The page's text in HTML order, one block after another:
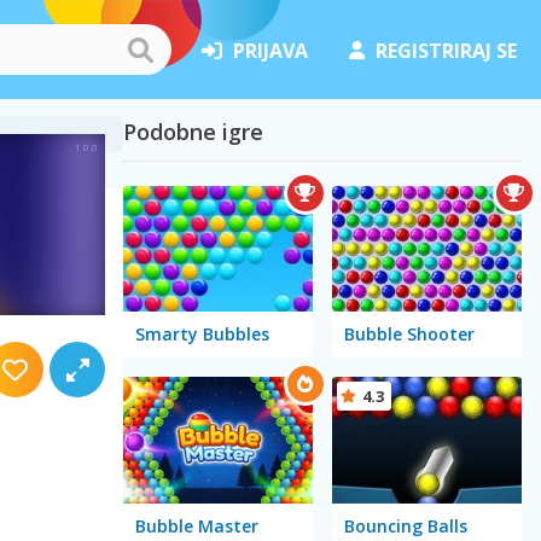
PRIJAVA REGISTRIRAJ SE
Podobne igre
Smarty Bubbles Bubble Shooter
Bubble Master Bouncing Balls
4.3